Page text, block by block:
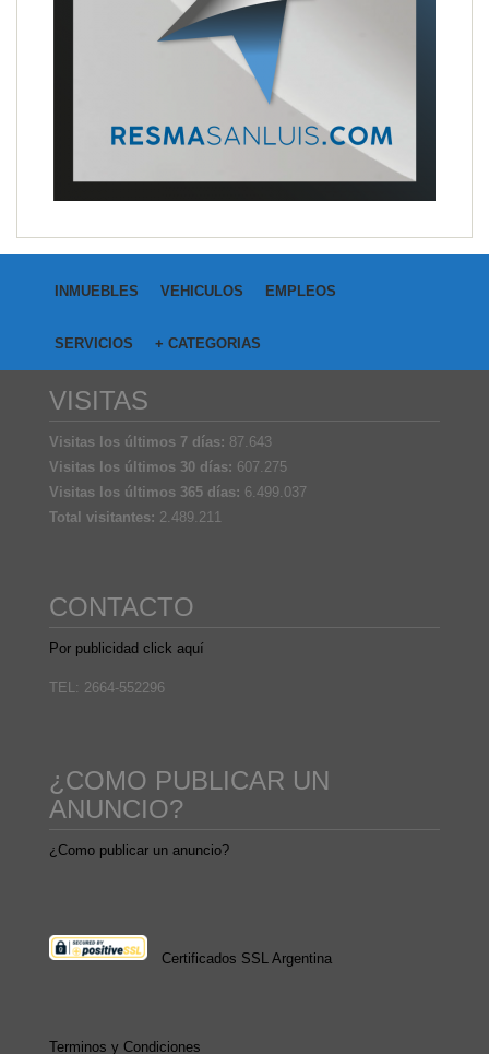
INMUEBLES VEHICULOS EMPLEOS
SERVICIOS + CATEGORIAS
VISITAS
Visitas los últimos 7 días: 87.643
Visitas los últimos 30 días: 607.275
Visitas los últimos 365 días: 6.499.037
Total visitantes: 2.489.211
CONTACTO
Por publicidad click aquí
TEL: 2664-552296
¿COMO PUBLICAR UN
ANUNCIO?
¿Como publicar un anuncio?
Certificados SSL Argentina
Terminos y Condiciones